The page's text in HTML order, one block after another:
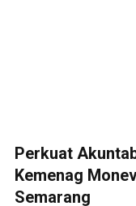
Perkuat
Kemenag
Semarang